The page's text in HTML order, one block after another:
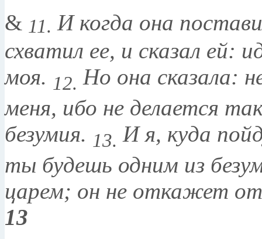
& 11. И когда она
схватил ее, и сказал ей:
моя. 12. Но она сказала:
меня, ибо не делается
безумия. 13. И я, куда
ты будешь одним из
царем; он не откажет
13